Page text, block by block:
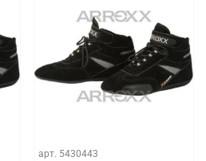
арт. 5430443